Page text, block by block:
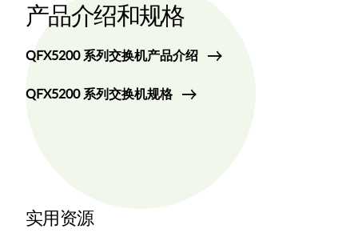
实用资源
产品介绍和规格
QFX5200 系列交换机产品介绍
QFX5200 系列交换机规格